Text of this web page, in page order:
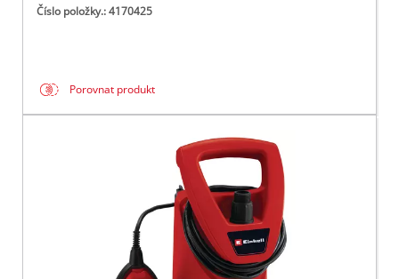
Číslo položky.: 4170425
Porovnat produkt